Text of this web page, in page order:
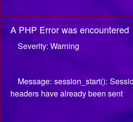
A PHP Error was encountered
Severity: Warning
Message: session_start():
headers have already been sent